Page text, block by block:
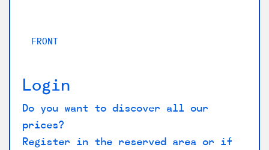
FRONT
Login
Do you want to discover all our
prices?
Register in the reserved area or if